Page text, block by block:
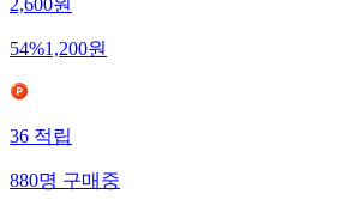
2,600원
54%1,200원
36적립
880명구매중